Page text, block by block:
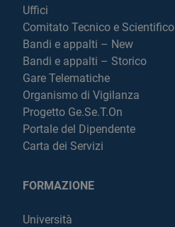
Uffici
Comitato Tecnico e Scientifico
Bandi e appalti – New
Bandi e appalti – Storico
Gare Telematiche
Organismo di Vigilanza
Progetto Ge.Se.T.On
Portale del Dipendente
Carta dei Servizi
FORMAZIONE
Università